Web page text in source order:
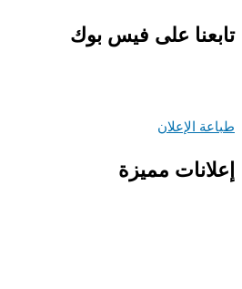
على فيس بوك
الإعلان
مميزة